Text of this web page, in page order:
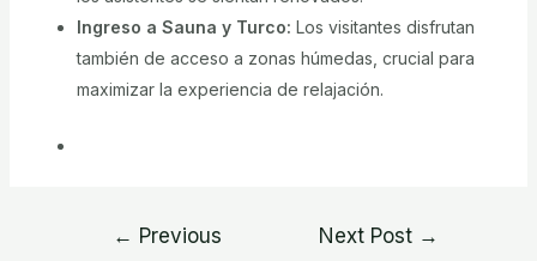
Ingreso a Sauna y Turco: Los visitantes disfrutan
también de acceso a zonas húmedas, crucial para
maximizar la experiencia de relajación.
← Previous
Next Post →